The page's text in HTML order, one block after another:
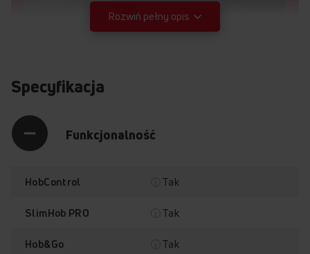
Rozwiń pełny opis
Specyfikacja
Funkcjonalność
HobControl Tak
SlimHob PRO Tak
Hob&Go Tak